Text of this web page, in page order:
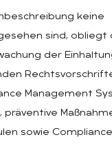
keine
sind, obliegt
der
Management
sowie